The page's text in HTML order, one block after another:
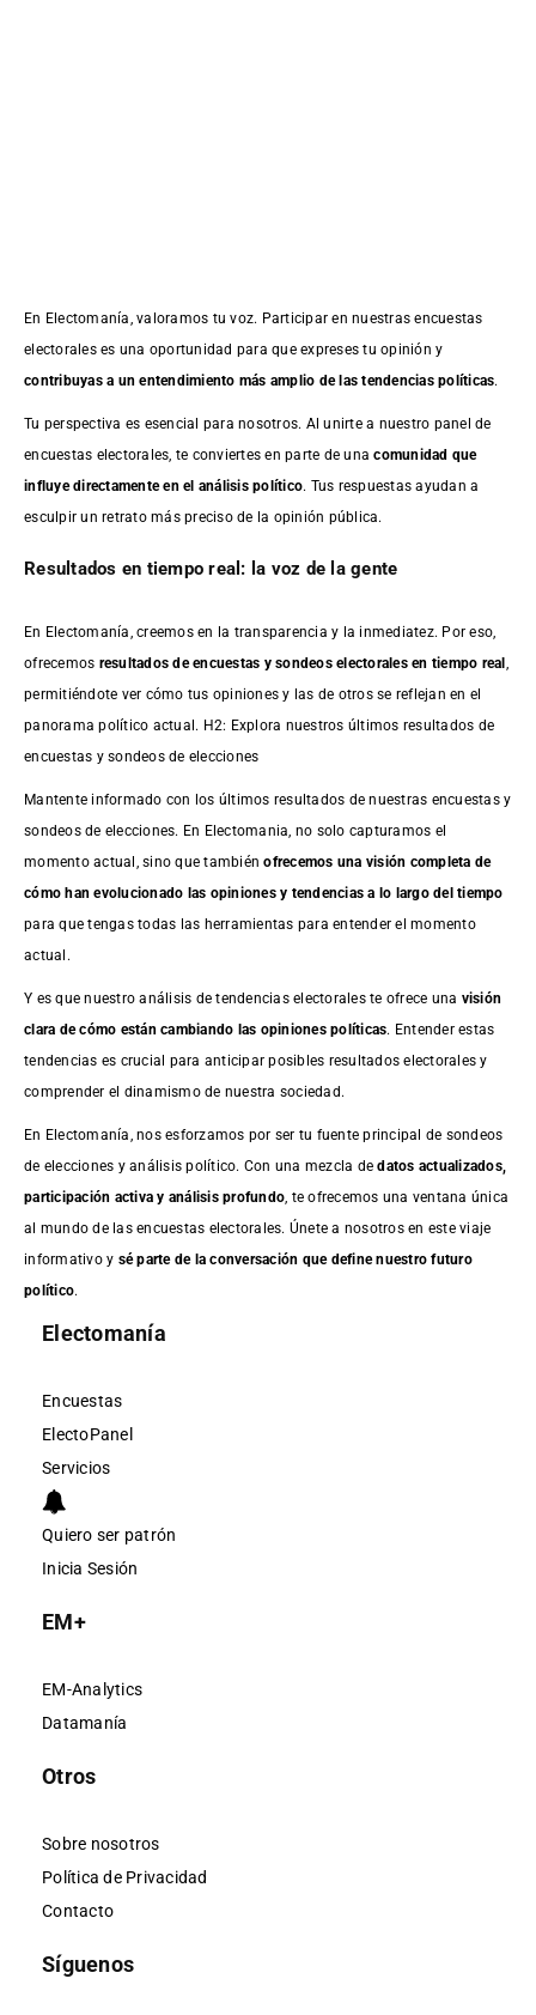
En Electomanía, valoramos tu voz. Participar en nuestras encuestas
electorales es una oportunidad para que expreses tu opinión y
contribuyas a un entendimiento más amplio de las tendencias políticas.
Tu perspectiva es esencial para nosotros. Al unirte a nuestro panel de
encuestas electorales, te conviertes en parte de unacomunidad que
influye directamente en el análisis político. Tus respuestas ayudan a
esculpir un retrato más preciso de la opinión pública.
Resultados en tiempo real: la voz de la gente
En Electomanía, creemos en la transparencia y la inmediatez. Por eso,
ofrecemos resultados deencuestas y sondeos electorales en tiempo real
permitiéndote ver cómo tus opiniones y las de otros se reflejan en el
panorama político actual. H2: Explora nuestros últimos resultados de
encuestas y sondeos de elecciones
Mantente informado con los últimos resultados de nuestras encuestasy
sondeos de elecciones. En Electomania, no solo capturamos el
momento actual, sino que tambiénofrecemos una visión completa de
cómo han evolucionado las opiniones y tendencias a lo largo del tiempo
para que tengas todas las herramientas para entender el momento
actual.
Y es que nuestro análisis de tendencias electorales te ofrece una visión
clara de cómo están cambiando las opiniones políticas. Entender estas
tendencias es crucial para anticipar posibles resultados electorales y
comprender el dinamismo de nuestra sociedad.
En Electomanía, nos esforzamos por ser tu fuente principal de sondeos
de elecciones y análisis político. Con una mezcla dedatos actualizados,
participación activa y análisis profundo , te ofrecemos una ventana única
al mundo de las encuestas electorales. Únete a nosotros en este viaje
informativo y sé parte de la conversación que define nuestro futuro
político.
Electomanía
Encuestas
ElectoPanel
Servicios
Quiero ser patrón
Inicia Sesión
EM+
EM-Analytics
Datamanía
Otros
Sobre nosotros
Política de Privacidad
Contacto
Síguenos